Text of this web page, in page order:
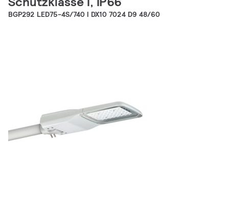
BGP292 LED75-4S/740 I DX10 7024 D9 48/60